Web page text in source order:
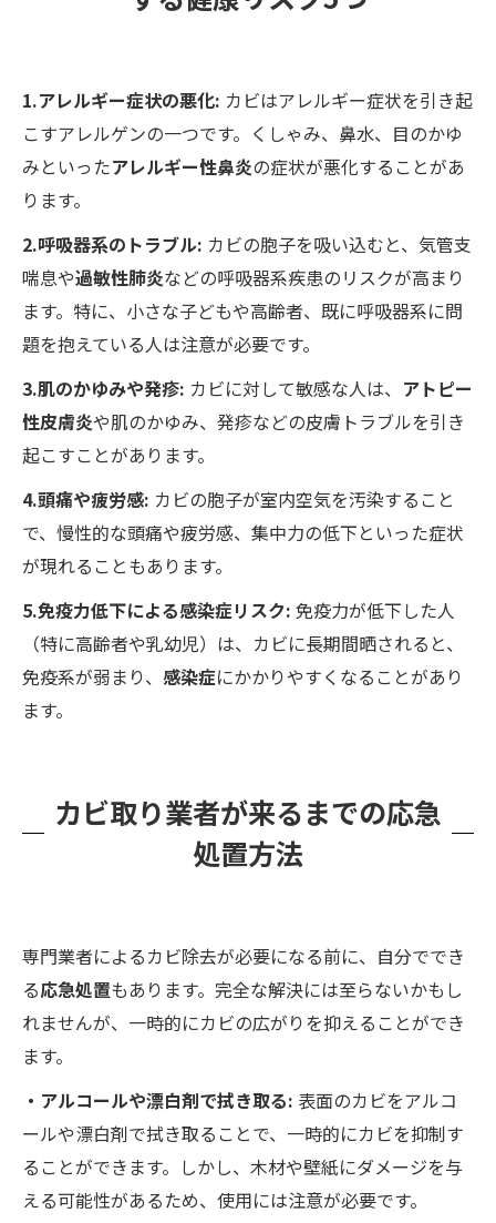
1.アレルギー症状の悪化: カビはアレルギー症状を引き起
こすアレルゲンの一つです。くしゃみ、鼻水、目のかゆ
みといったアレルギー性鼻炎の症状が悪化することがあ
ります。
2.呼吸器系のトラブル: カビの胞子を吸い込むと、気管支
喘息や過敏性肺炎などの呼吸器系疾患のリスクが高まり
ます。特に、小さな子どもや高齢者、既に呼吸器系に問
題を抱えている人は注意が必要です。
3.肌のかゆみや発疹: カビに対して敏感な人は、 アトピー
性皮膚炎や肌のかゆみ、発疹などの皮膚トラブルを引き
起こすことがあります。
4.頭痛や疲労感: カビの胞子が室内空気を汚染すること
で、慢性的な頭痛や疲労感、集中力の低下といった症状
が現れることもあります。
5.免疫力低下による感染症リスク: 免疫力が低下した人
（特に高齢者や乳幼児）は、カビに長期間晒されると、
免疫系が弱まり、 感染症にかかりやすくなることがあり
ます。
カビ取り業者が来るまでの応急
処置方法
専門業者によるカビ除去が必要になる前に、自分ででき
る応急処置もあります。完全な解決には至らないかもし
れませんが、一時的にカビの広がりを抑えることができ
ます。
・アルコールや漂白剤で拭き取る: 表面のカビをアルコ
ールや漂白剤で拭き取ることで、一時的にカビを抑制す
ることができます。しかし、木材や壁紙にダメージを与
える可能性があるため、使用には注意が必要です。